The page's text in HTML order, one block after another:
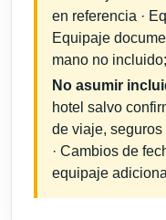
en referencia ·
Equipaje
mano no
No asumir
hotel salvo
de viaje,
· Cambios de
equipaje